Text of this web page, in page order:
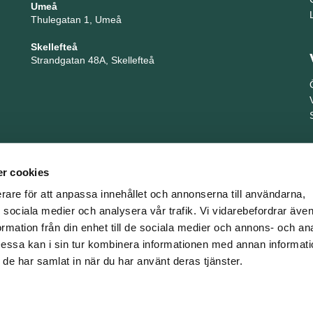
cookies
för att anpassa innehållet och annonserna till användarna,
medier och analysera vår trafik. Vi vidarebefordrar
från din enhet till de sociala medier och annons- och
kan i sin tur kombinera informationen med annan
har samlat in när du har använt deras tjänster.
Umeå
Thulegatan 1, Umeå
Skellefteå
Strandgatan 48A, Skellefteå
TNG är en del i företagsgruppen Key People Group